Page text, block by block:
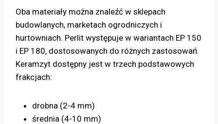
Oba materiały można znaleźć w sklepach
budowlanych, marketach ogrodniczych i
hurtowniach. Perlit występuje w wariantach EP 150
i EP 180, dostosowanych do różnych zastosowań.
Keramzyt dostępny jest w trzech podstawowych
frakcjach:
drobna (2-4 mm)
średnia (4-10 mm)